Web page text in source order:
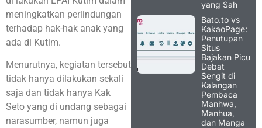
meningkatkan perlindungan
terhadap hak-hak anak yang
ada di Kutim.
Menurutnya, kegiatan tersebut
tidak hanya dilakukan sekali
saja dan tidak hanya Kak
Seto yang di undang sebagai
narasumber, namun juga
yang Sah
Bato.to vs
KakaoPage:
Penutupan
Situs
Bajakan Picu
Debat
Sengit di
Kalangan
Pembaca
Manhwa,
Manhua,
dan Manga